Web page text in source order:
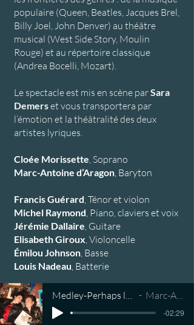
populaire (Queen, Beatles, Jacques Brel,
Billy Joel, John Denver) au théâtre
musical (West Side Story, Moulin
Rouge) et au répertoire classique
(Andrea Bocelli, Mozart).
Le spectacle est mis en scène parSara
Demerset vous transportera par
l’émotion et la théâtralité des deux
artistes lyriques.
Cloée Morissette, Soprano
Marc-Antoine d’Aragon, Baryton
Francis Guérard​, Ténor et violon
Michel Raymond, Piano, claviers et voix
Jérémie Dallaire, Guitare
Elisabeth Giroux, Violoncelle
Émilou Johnson, Basse
Louis Nadeau, Batterie
Marc-Antoine et Cloée
-02:29